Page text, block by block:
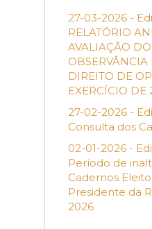
27-03-2026 -
RELATÓRIO
AVALIAÇÃO
OBSERVÂNCIA
DIREITO DE
EXERCÍCIO DE
27-02-2026 -
Consulta dos
02-01-2026 -
Período de
Cadernos
Presidente da
2026